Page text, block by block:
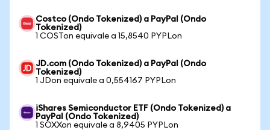
Costco (Ondo Tokenized) a PayPal (Ondo
Tokenized)
1 COSTon equivale a 15,8540 PYPLon
JD.com (Ondo Tokenized) a PayPal (Ondo
Tokenized)
1 JDon equivale a 0,554167 PYPLon
iShares Semiconductor ETF (Ondo Tokenized) a
PayPal (Ondo Tokenized)
1 SOXXon equivale a 8,9405 PYPLon